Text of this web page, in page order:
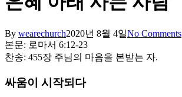
By wearechurch2020년 8월 4일No Comments
본문: 로마서 6:12-23
찬송: 455장 주님의 마음을 본받는 자.
싸움이 시작되다